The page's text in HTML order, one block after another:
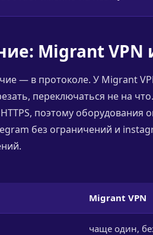
Migrant VPN
— в протоколе. У Migrant
переключаться не на
поэтому оборудования
без ограничений и
Migrant VPN
чаще один,